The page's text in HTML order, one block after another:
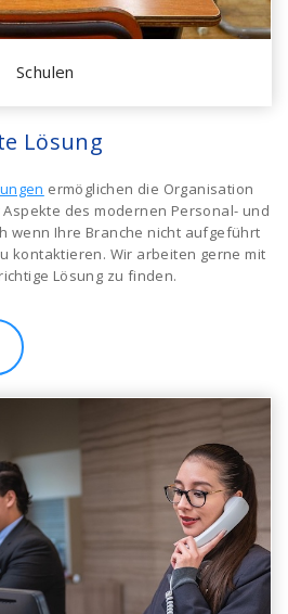
Schulen
Lösung
ermöglichen die Organisation
des modernen Personal- und
wenn Ihre Branche nicht aufgeführt
kontaktieren. Wir arbeiten gerne mit
Lösung zu finden.